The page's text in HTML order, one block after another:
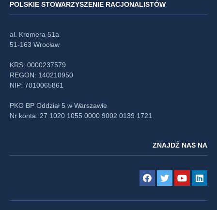
POLSKIE STOWARZYSZENIE RACJONALISTÓW
al. Kromera 51a
51-163 Wrocław
KRS: 0000237579
REGON: 140210950
NIP: 7010065861
PKO BP Oddział 5 w Warszawie
Nr konta: 27 1020 1055 0000 9002 0139 1721
ZNAJDŹ NAS NA